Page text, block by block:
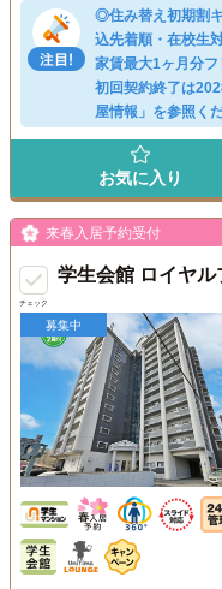
◎住み替え初期割
込先着順・在校生
家賃最大1ヶ月分
初回契約終了は
屋情報」を参照く
お気に入り
チェック
来春入居予約受付
学生会館 ロイヤル
募集中